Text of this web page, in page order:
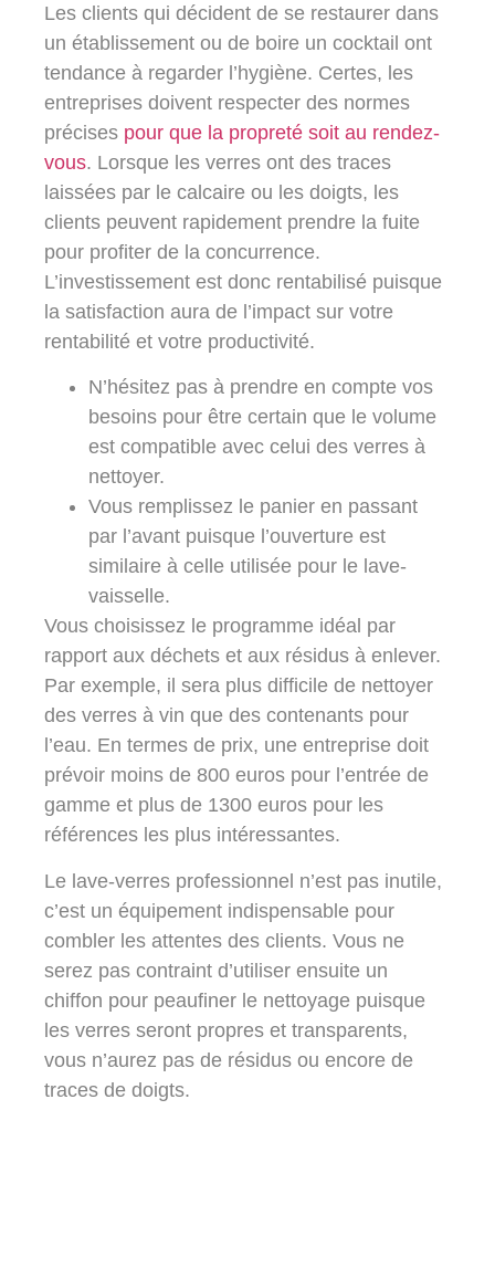
Les clients qui décident de se restaurer dans
un établissement ou de boire un cocktail ont
tendance à regarder l’hygiène. Certes, les
entreprises doivent respecter des normes
précises pour que la propreté soit au rendez-
vous. Lorsque les verres ont des traces
laissées par le calcaire ou les doigts, les
clients peuvent rapidement prendre la fuite
pour profiter de la concurrence.
L’investissement est donc rentabilisé puisque
la satisfaction aura de l’impact sur votre
rentabilité et votre productivité.
N’hésitez pas à prendre en compte vos
besoins pour être certain que le volume
est compatible avec celui des verres à
nettoyer.
Vous remplissez le panier en passant
par l’avant puisque l’ouverture est
similaire à celle utilisée pour le lave-
vaisselle.
Vous choisissez le programme idéal par
rapport aux déchets et aux résidus à enlever.
Par exemple, il sera plus difficile de nettoyer
des verres à vin que des contenants pour
l’eau. En termes de prix, une entreprise doit
prévoir moins de 800 euros pour l’entrée de
gamme et plus de 1300 euros pour les
références les plus intéressantes.
Le lave-verres professionnel n’est pas inutile,
c’est un équipement indispensable pour
combler les attentes des clients. Vous ne
serez pas contraint d’utiliser ensuite un
chiffon pour peaufiner le nettoyage puisque
les verres seront propres et transparents,
vous n’aurez pas de résidus ou encore de
traces de doigts.